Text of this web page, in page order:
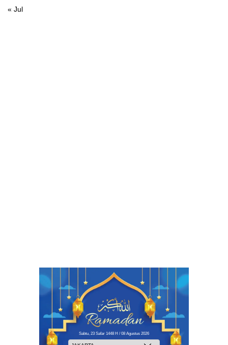
« Jul
Sabtu, 23 Safar 1448 H / 08 Agustus 2026